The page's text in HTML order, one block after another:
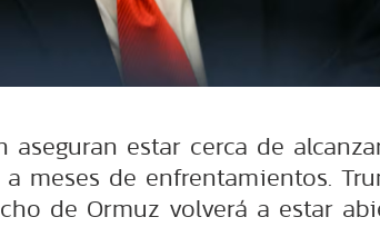
aseguran estar cerca de
meses de enfrentamientos.
de Ormuz volverá a estar